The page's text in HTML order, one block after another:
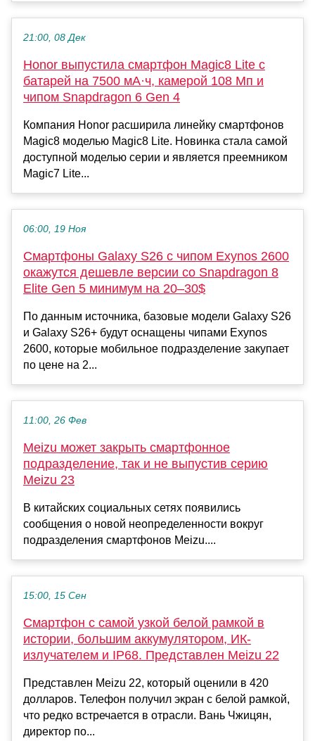
21:00, 08 Дек
Honor выпустила смартфон Magic8 Lite с
батарей на 7500 мА·ч, камерой 108 Мп и
чипом Snapdragon 6 Gen 4
Компания Honor расширила линейку смартфонов
Magic8 моделью Magic8 Lite. Новинка стала самой
доступной моделью серии и является преемником
Magic7 Lite...
06:00, 19 Ноя
Смартфоны Galaxy S26 с чипом Exynos 2600
окажутся дешевле версии со Snapdragon 8
Elite Gen 5 минимум на 20–30$
По данным источника, базовые модели Galaxy S26
и Galaxy S26+ будут оснащены чипами Exynos
2600, которые мобильное подразделение закупает
по цене на 2...
11:00, 26 Фев
Meizu может закрыть смартфонное
подразделение, так и не выпустив серию
Meizu 23
В китайских социальных сетях появились
сообщения о новой неопределенности вокруг
подразделения смартфонов Meizu....
15:00, 15 Сен
Смартфон с самой узкой белой рамкой в
истории, большим аккумулятором, ИК-
излучателем и IP68. Представлен Meizu 22
Представлен Meizu 22, который оценили в 420
долларов. Телефон получил экран с белой рамкой,
что редко встречается в отрасли. Вань Чжицян,
директор по...